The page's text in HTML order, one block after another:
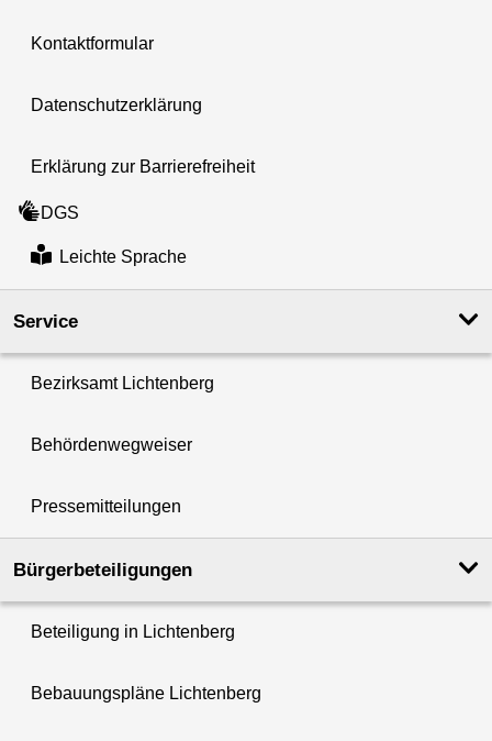
Kontaktformular
Datenschutzerklärung
Erklärung zur Barrierefreiheit
DGS
Leichte Sprache
Service
Bezirksamt Lichtenberg
Behördenwegweiser
Pressemitteilungen
Bürgerbeteiligungen
Beteiligung in Lichtenberg
Bebauungspläne Lichtenberg